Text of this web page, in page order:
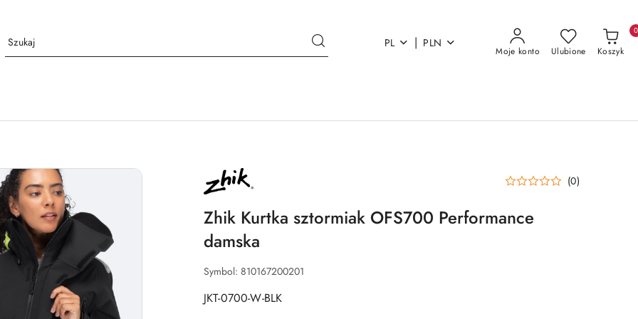
PL | PLN
Moje konto Ulubione Koszyk
0
NAZWA
PRODUCENTA:
ZHIK
(0)
Zhik Kurtka sztormiak OFS700 Performance
damska
Symbol: 810167200201
JKT-0700-W-BLK